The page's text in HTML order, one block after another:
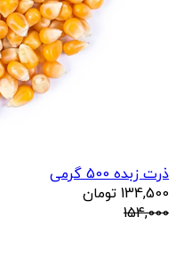
ذرت زبده 500 گرمی
134,500 تومان
154,000